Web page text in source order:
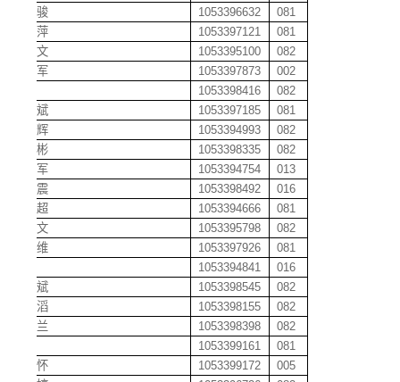
董明骏
1053396632
081
董银萍
1053397121
081
董占文
1053395100
082
董志军
1053397873
002
1053398416
082
杜从斌
1053397185
081
杜辉辉
1053394993
082
杜建彬
1053398335
082
杜明军
1053394754
013
杜习震
1053398492
016
杜勇超
1053394666
081
段春文
1053395798
082
段维维
1053397926
081
1053394841
016
段文斌
1053398545
082
段文滔
1053398155
082
段仙兰
1053398398
082
1053399161
081
段湘怀
1053399172
005